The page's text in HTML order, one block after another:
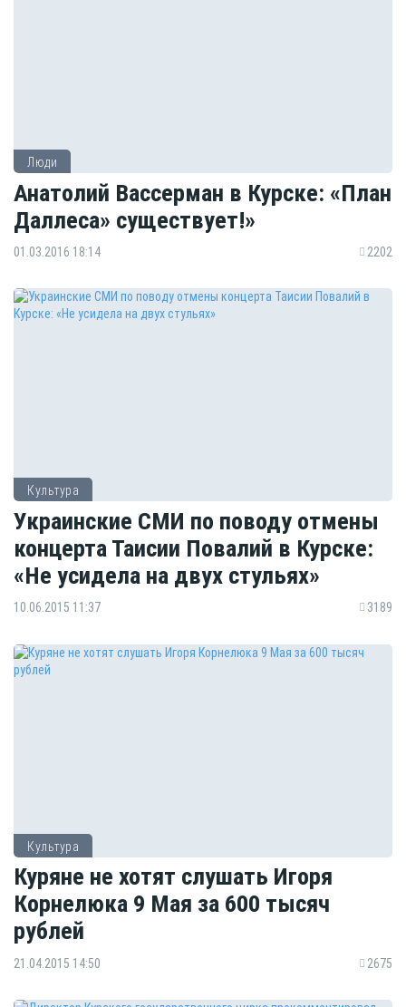
Люди
Анатолий Вассерман в Курске: «План
Даллеса» существует!»
01.03.2016 18:14 2202
Культура
Украинские СМИ по поводу отмены
концерта Таисии Повалий в Курске:
«Не усидела на двух стульях»
10.06.2015 11:37 3189
Культура
Куряне не хотят слушать Игоря
Корнелюка 9 Мая за 600 тысяч
рублей
21.04.2015 14:50 2675